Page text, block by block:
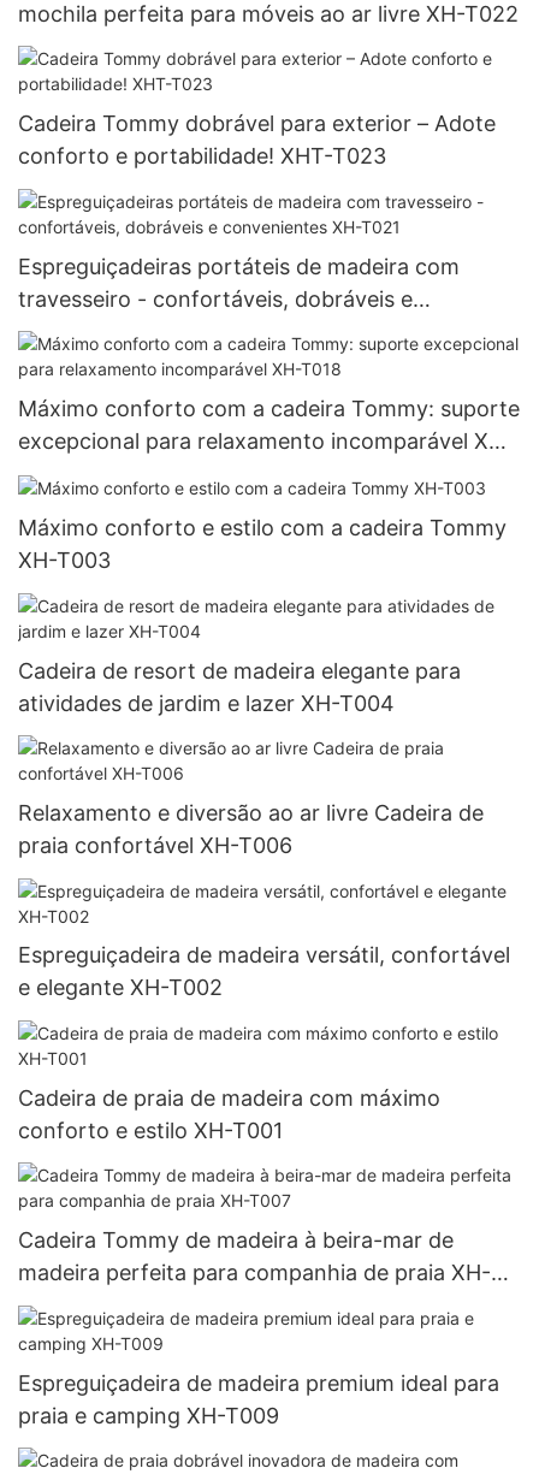
mochila perfeita para móveis ao ar livre XH-T022
Cadeira Tommy dobrável para exterior – Adote
conforto e portabilidade! XHT-T023
Espreguiçadeiras portáteis de madeira com
travesseiro - confortáveis, dobráveis ​​e
convenientes XH-T021
Máximo conforto com a cadeira Tommy: suporte
excepcional para relaxamento incomparável XH-
T018
Máximo conforto e estilo com a cadeira Tommy
XH-T003
Cadeira de resort de madeira elegante para
atividades de jardim e lazer XH-T004
Relaxamento e diversão ao ar livre Cadeira de
praia confortável XH-T006
Espreguiçadeira de madeira versátil, confortável
e elegante XH-T002
Cadeira de praia de madeira com máximo
conforto e estilo XH-T001
Cadeira Tommy de madeira à beira-mar de
madeira perfeita para companhia de praia XH-
T007
Espreguiçadeira de madeira premium ideal para
praia e camping XH-T009